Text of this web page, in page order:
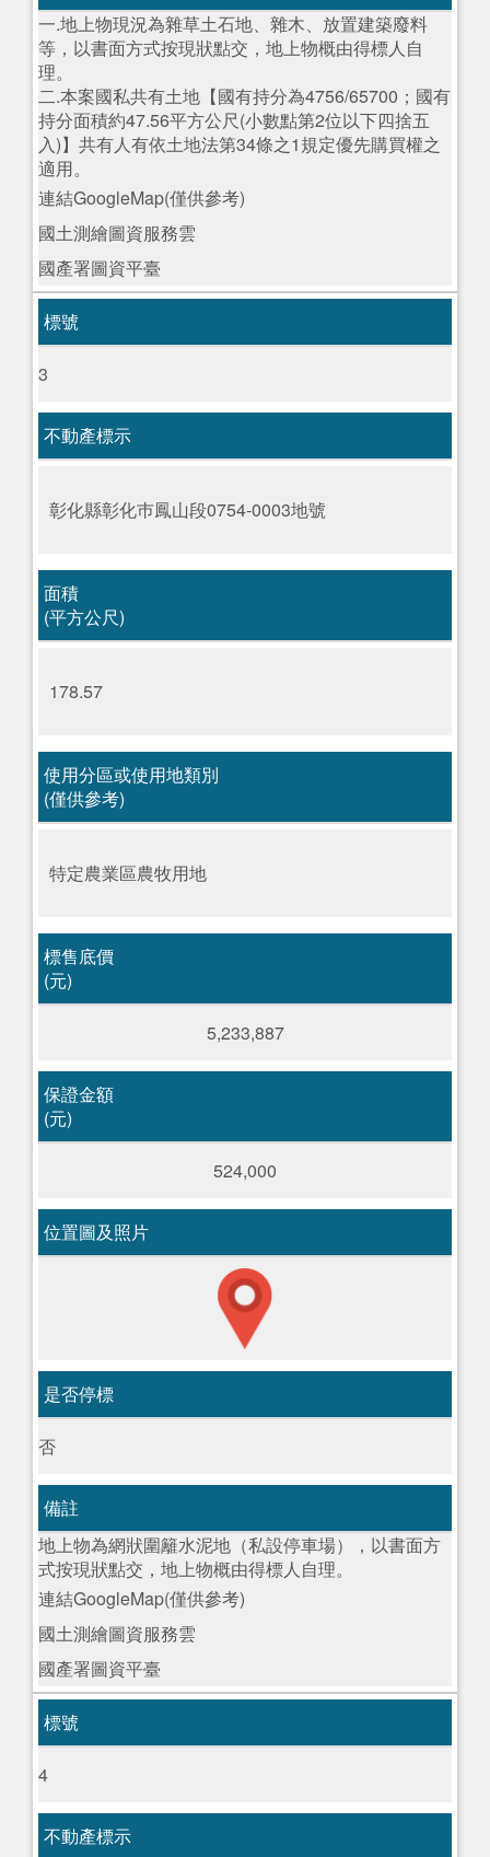
一.地上物現況為雜草土石地、雜木、放置建築廢料
等，以書面方式按現狀點交，地上物概由得標人自
理。
二.本案國私共有土地【國有持分為4756/65700；國有
持分面積約47.56平方公尺(小數點第2位以下四捨五
入)】共有人有依土地法第34條之1規定優先購買權之
適用。
連結GoogleMap(僅供參考)
國土測繪圖資服務雲
國產署圖資平臺
標號
3
不動產標示
彰化縣彰化巿鳳山段0754-0003地號
面積
(平方公尺)
178.57
使用分區或使用地類別
(僅供參考)
特定農業區農牧用地
標售底價
(元)
5,233,887
保證金額
(元)
524,000
位置圖及照片
是否停標
否
備註
地上物為網狀圍籬水泥地（私設停車場），以書面方
式按現狀點交，地上物概由得標人自理。
連結GoogleMap(僅供參考)
國土測繪圖資服務雲
國產署圖資平臺
標號
4
不動產標示